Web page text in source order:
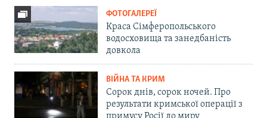
ФОТОГАЛЕРЕЇ
Краса Сімферопольського
водосховища та занедбаність
довкола
ВІЙНА ТА КРИМ
Сорок днів, сорок ночей. Про
результати кримської операції з